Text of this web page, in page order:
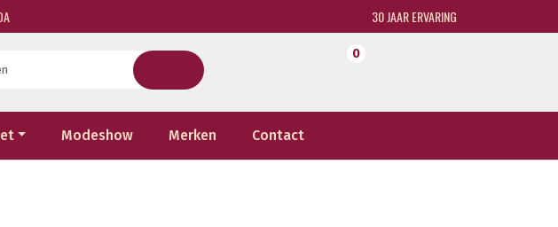
30 JAAR ERVARING
0
Modeshow Merken Contact